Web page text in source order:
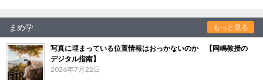
まめ学 もっと見る
写真に埋まっている位置情報はおっかないのか 【岡嶋教授の
デジタル指南】
2026年7月22日